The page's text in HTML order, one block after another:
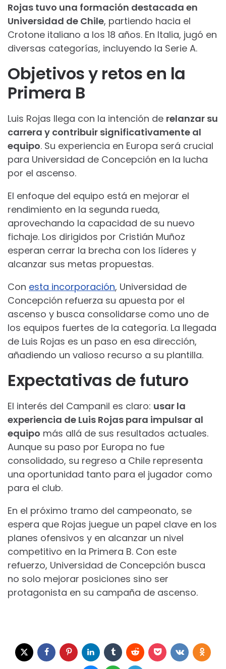
Rojas tuvo una formación destacada en
Universidad de Chile, partiendo hacia el
Crotone italiano a los 18 años. En Italia, jugó en
diversas categorías, incluyendo la Serie A.
Objetivos y retos en la
Primera B
Luis Rojas llega con la intención de relanzar su
carrera y contribuir significativamente al
equipo. Su experiencia en Europa será crucial
para Universidad de Concepción en la lucha
por el ascenso.
El enfoque del equipo está en mejorar el
rendimiento en la segunda rueda,
aprovechando la capacidad de su nuevo
fichaje. Los dirigidos por Cristián Muñoz
esperan cerrar la brecha con los líderes y
alcanzar sus metas propuestas.
Con esta incorporación, Universidad de
Concepción refuerza su apuesta por el
ascenso y busca consolidarse como uno de
los equipos fuertes de la categoría. La llegada
de Luis Rojas es un paso en esa dirección,
añadiendo un valioso recurso a su plantilla.
Expectativas de futuro
El interés del Campanil es claro: usar la
experiencia de Luis Rojas para impulsar al
equipo más allá de sus resultados actuales.
Aunque su paso por Europa no fue
consolidado, su regreso a Chile representa
una oportunidad tanto para el jugador como
para el club.
En el próximo tramo del campeonato, se
espera que Rojas juegue un papel clave en los
planes ofensivos y en alcanzar un nivel
competitivo en la Primera B. Con este
refuerzo, Universidad de Concepción busca
no solo mejorar posiciones sino ser
protagonista en su campaña de ascenso.